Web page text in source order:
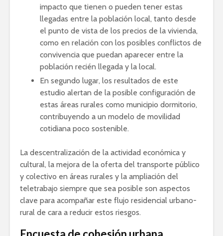
impacto que tienen o pueden tener estas
llegadas entre la población local, tanto desde
el punto de vista de los precios de la vivienda,
como en relación con los posibles conflictos de
convivencia que puedan aparecer entre la
población recién llegada y la local.
En segundo lugar, los resultados de este
estudio alertan de la posible configuración de
estas áreas rurales como municipio dormitorio,
contribuyendo a un modelo de movilidad
cotidiana poco sostenible.
La descentralización de la actividad económica y
cultural, la mejora de la oferta del transporte público
y colectivo en áreas rurales y la ampliación del
teletrabajo siempre que sea posible son aspectos
clave para acompañar este flujo residencial urbano-
rural de cara a reducir estos riesgos.